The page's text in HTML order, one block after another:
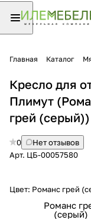
Главная Каталог
Кресло для
Плимут
грей (серый))
0
Нет отзывов
Арт. ЦБ-00057580
Цвет: Романс грей
Романс
(серый)